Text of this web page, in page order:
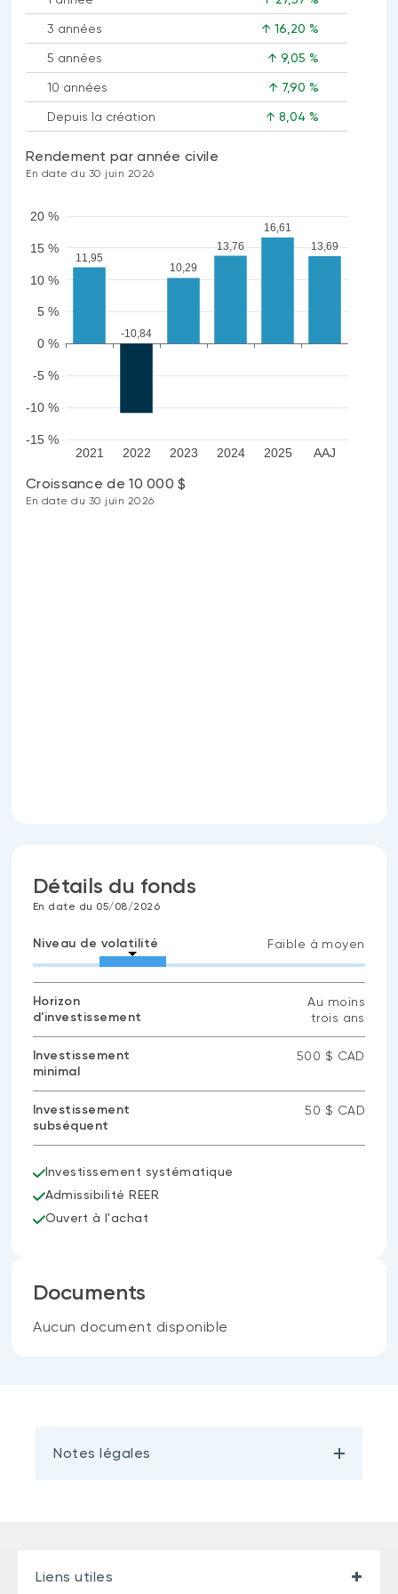
3 années ↑ 16,20 %
5 années ↑ 9,05 %
10 années ↑ 7,90 %
Depuis la création ↑ 8,04 %
Rendement par année civile
En date du 30 juin 2026
-15 %
-10 %
-5 %
0 %
5 %
10 %
15 %
20 %
2021 2022 2023 2024 2025 AAJ
11,95
-10,84
10,29
13,76
16,61
13,69
Croissance de 10 000 $
En date du 30 juin 2026
Détails du fonds
En date du 05/08/2026
Niveau de volatilité Faible à moyen
Horizon
d'investissement
Au moins
trois ans
Investissement
minimal
500 $ CAD
Investissement
subséquent
50 $ CAD
Investissement systématique
Admissibilité REER
Ouvert à l'achat
Documents
Aucun document disponible
Notes légales
Liens utiles